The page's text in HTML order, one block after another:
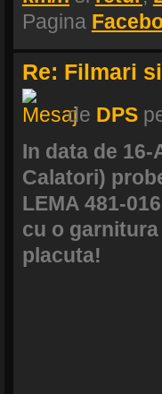
Pagina
Re: Filmari
de DPS
In data de
Calatori)
LEMA 481-
cu o
placuta!